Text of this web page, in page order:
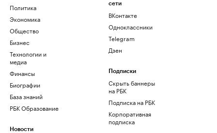
Политика
Экономика
Общество
Бизнес
Технологии и
медиа
Финансы
Биографии
База знаний
РБК Образование
Новости
сети
ВКонтакте
Одноклассники
Telegram
Дзен
Подписки
Скрыть баннеры
на РБК
Подписка на РБК
Корпоративная
подписка